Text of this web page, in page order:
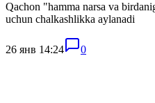
Qachon "hamma narsa va
uchun chalkashlikka aylanadi
26 янв 14:24 0